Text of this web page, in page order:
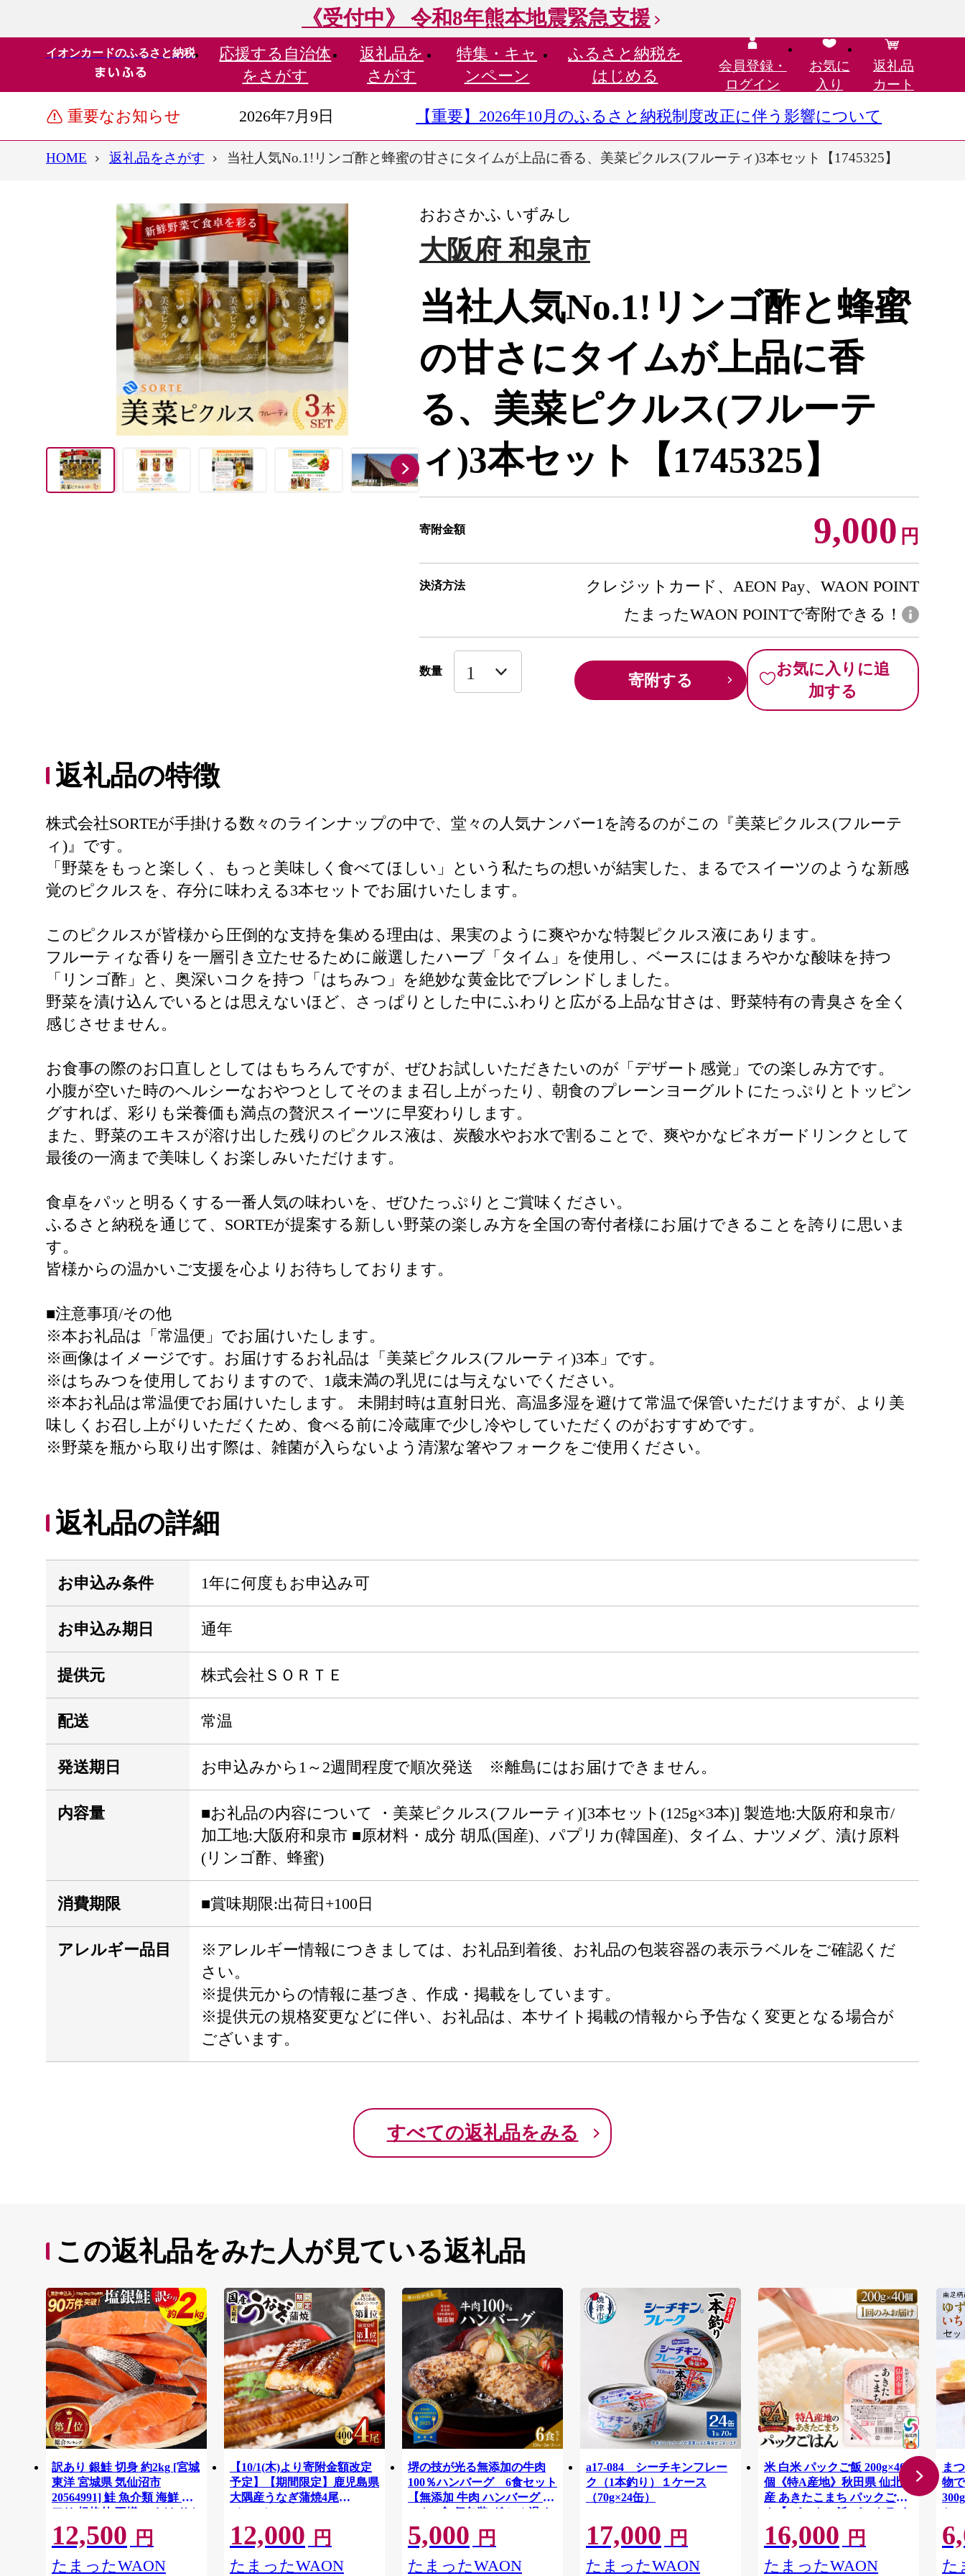
《受付中》 令和8年熊本地震緊急支援
イオンカードのふるさと納税 応援する 自治体
をさがす
返礼品を
さがす
特集・ キャ
ンペーン
ふるさと納税を
はじめる
会員登録・
ログイン
お気に
入り
返礼品
カート
重要なお知らせ 2026年7月9日 【重要】2026年10月のふるさと納税制度改正に伴う影響について
HOME 返礼品をさがす 当社人気No.1!リンゴ酢と蜂蜜の甘さにタイムが上品に香る、美菜ピクルス(フルーティ)3本セット【1745325】
おおさかふ いずみし
大阪府 和泉市
当社人気No.1!リンゴ酢と蜂蜜
の甘さにタイムが上品に香
る、美菜ピクルス(フルーテ
ィ)3本セット【1745325】
寄附金額 9,000 円
決済方法
クレジットカード、AEON Pay、WAON POINT
たまったWAON POINTで寄附できる！
数量 寄附する
お気に入りに追
加する
返礼品の特徴
株式会社SORTEが手掛ける数々のラインナップの中で、堂々の人気ナンバー1を誇るのがこの『美菜ピクルス(フルーテ
ィ)』です。
「野菜をもっと楽しく、もっと美味しく食べてほしい」という私たちの想いが結実した、まるでスイーツのような新感
覚のピクルスを、存分に味わえる3本セットでお届けいたします。
このピクルスが皆様から圧倒的な支持を集める理由は、果実のように爽やかな特製ピクルス液にあります。
フルーティな香りを一層引き立たせるために厳選したハーブ「タイム」を使用し、ベースにはまろやかな酸味を持つ
「リンゴ酢」と、奥深いコクを持つ「はちみつ」を絶妙な黄金比でブレンドしました。
野菜を漬け込んでいるとは思えないほど、さっぱりとした中にふわりと広がる上品な甘さは、野菜特有の青臭さを全く
感じさせません。
お食事の際のお口直しとしてはもちろんですが、ぜひお試しいただきたいのが「デザート感覚」での楽しみ方です。
小腹が空いた時のヘルシーなおやつとしてそのまま召し上がったり、朝食のプレーンヨーグルトにたっぷりとトッピン
グすれば、彩りも栄養価も満点の贅沢スイーツに早変わりします。
また、野菜のエキスが溶け出した残りのピクルス液は、炭酸水やお水で割ることで、爽やかなビネガードリンクとして
最後の一滴まで美味しくお楽しみいただけます。
食卓をパッと明るくする一番人気の味わいを、ぜひたっぷりとご賞味ください。
ふるさと納税を通じて、SORTEが提案する新しい野菜の楽しみ方を全国の寄付者様にお届けできることを誇りに思いま
す。
皆様からの温かいご支援を心よりお待ちしております。
■注意事項/その他
※本お礼品は「常温便」でお届けいたします。
※画像はイメージです。お届けするお礼品は「美菜ピクルス(フルーティ)3本」です。
※はちみつを使用しておりますので、1歳未満の乳児には与えないでください。
※本お礼品は常温便でお届けいたします。 未開封時は直射日光、高温多湿を避けて常温で保管いただけますが、より美
味しくお召し上がりいただくため、食べる前に冷蔵庫で少し冷やしていただくのがおすすめです。
※野菜を瓶から取り出す際は、雑菌が入らないよう清潔な箸やフォークをご使用ください。
返礼品の詳細
お申込み条件 1年に何度もお申込み可
お申込み期日 通年
提供元 株式会社ＳＯＲＴＥ
配送 常温
発送期日 お申込みから1～2週間程度で順次発送 ※離島にはお届けできません。
内容量
■お礼品の内容について ・美菜ピクルス(フルーティ)[3本セット(125g×3本)] 製造地:大阪府和泉市/
加工地:大阪府和泉市 ■原材料・成分 胡瓜(国産)、パプリカ(韓国産)、タイム、ナツメグ、漬け原料
(リンゴ酢、蜂蜜)
消費期限 ■賞味期限:出荷日+100日
アレルギー品目
※アレルギー情報につきましては、お礼品到着後、お礼品の包装容器の表示ラベルをご確認くだ
さい。
※提供元からの情報に基づき、作成・掲載をしています。
※提供元の規格変更などに伴い、お礼品は、本サイト掲載の情報から予告なく変更となる場合が
ございます。
すべての返礼品をみる
この返礼品をみた人が見ている返礼品
訳あり 銀鮭 切身 約2kg [宮城
東洋 宮城県 気仙沼市
20564991] 鮭 魚介類 海鮮 訳
アリ 規格外 不揃い さけ サケ
鮭切身 シャケ 切り身 冷凍 家
庭用 おかず 弁当 支援 サーモ
ン 銀鮭切り身 魚 わけあり
12,500 円
たまったWAON
【10/1(木)より寄附金額改定
予定】【期間限定】鹿児島県
大隅産うなぎ蒲焼4尾
（400g）
12,000 円
たまったWAON
堺の技が光る無添加の牛肉
100％ハンバーグ 6食セット
【無添加 牛肉 ハンバーグ セ
ット 6食 個包装 グルメ 温め
るだけ 冷凍 惣菜 簡単調理 人
気 おすすめ ギフト 贈答用 お
取り寄せ 通販 送料無料 ふる
さと納税 大阪 堺市】
5,000 円
たまったWAON
a17-084 シーチキンフレー
ク（1本釣り）１ケース
（70g×24缶）
17,000 円
たまったWAON
米 白米 パックご飯 200g×40
個《特A産地》秋田県 仙北市
産 あきたこまち パックごは
ん【 パックご飯 パックライ
ス ご飯 ご飯パック ごはんパ
ック パック レトルト 米】 秋
田県仙北市
16,000 円
たまったWAON
ま
物
セ
贈
め
ツ
足
た